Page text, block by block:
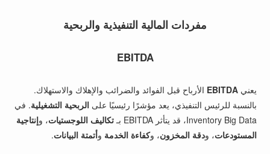
مفردات المالية التنفيذية والربحية
EBITDA
يعنيEBITDA الأرباح قبل الفوائد والضرائب والإهلاك والاستهلاك.
بالنسبة للرئيس التنفيذي، يعد مؤشرًا رئيسيًا علىالربحية التشغيلية. في
Inventory Big Data، قد يتأثر EBITDA بـ
تكاليف اللوجستيات، وإنتاجية
المستودعات، ودقة المخزون، وكفاءة الخدمة وأتمتة البيانات.